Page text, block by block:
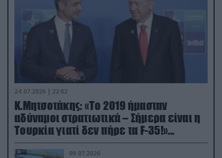
24.07.2026 | 22:02
Κ.Μητσοτάκης: «Το 2019 ήμασταν
αδύναμοι στρατιωτικά – Σήμερα είναι η
Τουρκία γιατί δεν πήρε τα F-35!»
(βίντεο)
09.07.2026